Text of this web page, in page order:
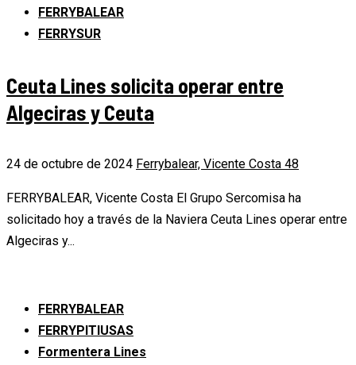
FERRYBALEAR
FERRYSUR
Ceuta Lines solicita operar entre
Algeciras y Ceuta
24 de octubre de 2024 Ferrybalear, Vicente Costa 48
FERRYBALEAR, Vicente Costa El Grupo Sercomisa ha
solicitado hoy a través de la Naviera Ceuta Lines operar entre
Algeciras y...
FERRYBALEAR
FERRYPITIUSAS
Formentera Lines